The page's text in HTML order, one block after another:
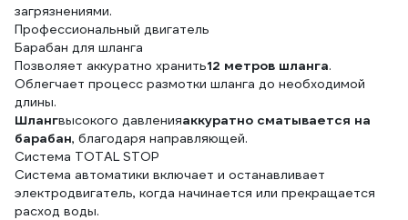
загрязнениями.
Профессиональный двигатель
Барабан для шланга
Позволяет аккуратно хранить12 метров шланга.
Облегчает процесс размотки шланга до необходимой
длины.
Шлангвысокого давленияаккуратно сматывается на
барабан, благодаря направляющей.
Система TOTAL STOP
Система автоматики включает и останавливает
электродвигатель, когда начинается или прекращается
расход воды.